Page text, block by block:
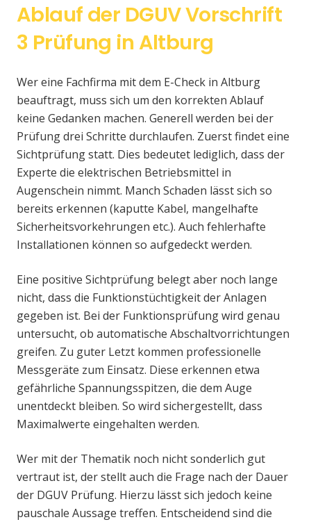
Ablauf der DGUV Vorschrift
3 Prüfung in Altburg
Wer eine Fachfirma mit dem E-Check in Altburg
beauftragt, muss sich um den korrekten Ablauf
keine Gedanken machen. Generell werden bei der
Prüfung drei Schritte durchlaufen. Zuerst findet eine
Sichtprüfung statt. Dies bedeutet lediglich, dass der
Experte die elektrischen Betriebsmittel in
Augenschein nimmt. Manch Schaden lässt sich so
bereits erkennen (kaputte Kabel, mangelhafte
Sicherheitsvorkehrungen etc.). Auch fehlerhafte
Installationen können so aufgedeckt werden.
Eine positive Sichtprüfung belegt aber noch lange
nicht, dass die Funktionstüchtigkeit der Anlagen
gegeben ist. Bei der Funktionsprüfung wird genau
untersucht, ob automatische Abschaltvorrichtungen
greifen. Zu guter Letzt kommen professionelle
Messgeräte zum Einsatz. Diese erkennen etwa
gefährliche Spannungsspitzen, die dem Auge
unentdeckt bleiben. So wird sichergestellt, dass
Maximalwerte eingehalten werden.
Wer mit der Thematik noch nicht sonderlich gut
vertraut ist, der stellt auch die Frage nach der Dauer
der DGUV Prüfung. Hierzu lässt sich jedoch keine
pauschale Aussage treffen. Entscheidend sind die